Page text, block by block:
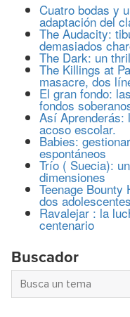
Cuatro bodas y
adaptación del
The Audacity:
demasiados
The Dark: un
The Killings at
masacre, dos
El gran fondo:
fondos
Así Aprenderás:
acoso escolar.
Babies:
espontáneos
Trío ( Suecia):
dimensiones
Teenage
dos
Ravalejar : la
centenario
Buscador